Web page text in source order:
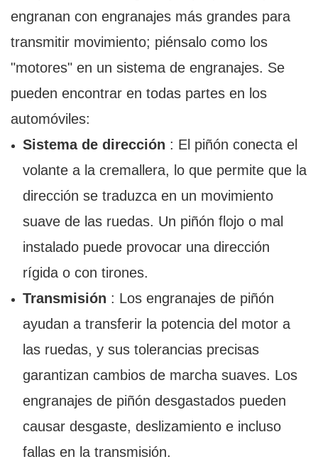
engranan con engranajes más grandes para
transmitir movimiento; piénsalo como los
"motores" en un sistema de engranajes. Se
pueden encontrar en todas partes en los
automóviles:
Sistema de dirección : El piñón conecta el
volante a la cremallera, lo que permite que la
dirección se traduzca en un movimiento
suave de las ruedas. Un piñón flojo o mal
instalado puede provocar una dirección
rígida o con tirones.
Transmisión : Los engranajes de piñón
ayudan a transferir la potencia del motor a
las ruedas, y sus tolerancias precisas
garantizan cambios de marcha suaves. Los
engranajes de piñón desgastados pueden
causar desgaste, deslizamiento e incluso
fallas en la transmisión.